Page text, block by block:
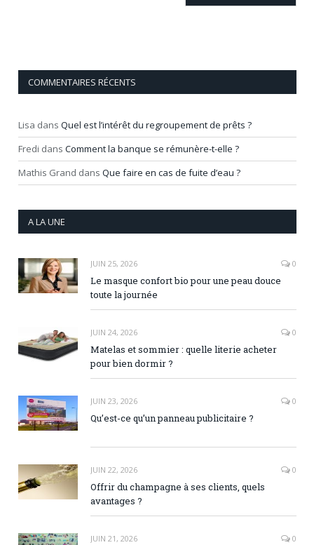
COMMENTAIRES RÉCENTS
Lisa dans Quel est l’intérêt du regroupement de prêts ?
Fredi dans Comment la banque se rémunère-t-elle ?
Mathis Grand dans Que faire en cas de fuite d’eau ?
A LA UNE
JUIN 25, 2026 0
Le masque confort bio pour une peau douce
toute la journée
JUIN 24, 2026 0
Matelas et sommier : quelle literie acheter
pour bien dormir ?
JUIN 23, 2026 0
Qu’est-ce qu’un panneau publicitaire ?
JUIN 22, 2026 0
Offrir du champagne à ses clients, quels
avantages ?
JUIN 21, 2026 0